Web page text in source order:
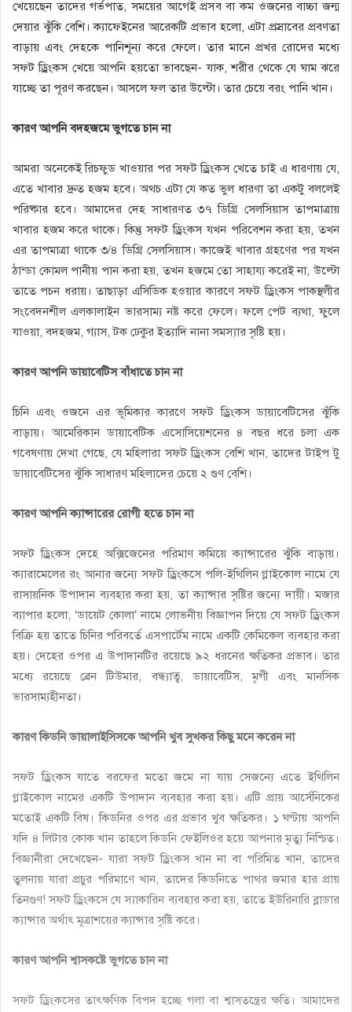
খেয়েছেন তাদের গর্ভপাত, সময়ের আগেই প্রসব বা কম ওজনের বাচ্চা জন্ম
দেয়ার ঝুঁকি বেশি। ক্যাফেইনের আরেকটি প্রভাব হলো, এটা প্রস্রাবের প্রবণতা
বাড়ায় এবং দেহকে পানিশূন্য করে ফেলে। তার মানে প্রখর রোদের মধ্যে
সফট ড্রিংকস খেয়ে আপনি হয়তো ভাবছেন- যাক, শরীর থেকে যে ঘাম ঝরে
যাচ্ছে তা পূরণ করছেন। আসলে ফল তার উল্টো। তার চেয়ে বরং পানি খান।
কারণ আপনি বদহজমে ভুগতে চান না
আমরা অনেকেই রিচফুড খাওয়ার পর সফট ড্রিংকস খেতে চাই এ ধারণায় যে,
এতে খাবার দ্রুত হজম হবে। অথচ এটা যে কত ভুল ধারণা তা একটু বললেই
পরিষ্কার হবে। আমাদের দেহ সাধারণত ৩৭ ডিগ্রি সেলসিয়াস তাপমাত্রায়
খাবার হজম করে থাকে। কিন্তু সফট ড্রিংকস যখন পরিবেশন করা হয়, তখন
এর তাপমাত্রা থাকে ৩/৪ ডিগ্রি সেলসিয়াস। কাজেই খাবার গ্রহণের পর যখন
ঠান্ডা কোমল পানীয় পান করা হয়, তখন হজমে তো সাহায্য করেই না, উল্টো
তাতে পচন ধরায়। তাছাড়া এসিডিক হওয়ার কারণে সফট ড্রিংকস পাকস্থলীর
সংবেদনশীল এলকালাইন ভারসাম্য নষ্ট করে ফেলে। ফলে পেট ব্যথা, ফুলে
যাওয়া, বদহজম, গ্যাস, টক ঢেকুর ইত্যাদি নানা সমস্যার সৃষ্টি হয়।
কারণ আপনি ডায়াবেটিস বাঁধাতে চান না
চিনি এবং ওজনে এর ভূমিকার কারণে সফট ড্রিংকস ডায়াবেটিসের ঝুঁকি
বাড়ায়। আমেরিকান ডায়াবেটিক এসোসিয়েশনের ৪ বছর ধরে চলা এক
গবেষণায় দেখা গেছে, যে মহিলারা সফট ড্রিংকস বেশি খান, তাদের টাইপ টু
ডায়াবেটিসের ঝুঁকি সাধারণ মহিলাদের চেয়ে ২ গুণ বেশি।
কারণ আপনি ক্যান্সারের রোগী হতে চান না
সফট ড্রিংকস দেহে অক্সিজেনের পরিমাণ কমিয়ে ক্যান্সারের ঝুঁকি বাড়ায়।
ক্যারামেলের রং আনার জন্যে সফট ড্রিংকসে পলি-ইথিলিন গ্লাইকোল নামে যে
রাসায়নিক উপাদান ব্যবহার করা হয়, তা ক্যান্সার সৃষ্টির জন্যে দায়ী। মজার
ব্যাপার হলো, ‘ডায়েট কোলা’ নামে লোভনীয় বিজ্ঞাপন দিয়ে যে সফট ড্রিংকস
বিক্রি হয় তাতে চিনির পরিবর্তে এসপার্টেম নামে একটি কেমিকেল ব্যবহার করা
হয়। দেহের ওপর এ উপাদানটির রয়েছে ৯২ ধরনের ক্ষতিকর প্রভাব। তার
মধ্যে রয়েছে ব্রেন টিউমার, বন্ধ্যাত্ব, ডায়াবেটিস, মৃগী এবং মানসিক
ভারসাম্যহীনতা।
কারণ কিডনি ডায়ালাইসিসকে আপনি খুব সুখকর কিছু মনে করেন না
সফট ড্রিংকস যাতে বরফের মতো জমে না যায় সেজন্যে এতে ইথিলিন
গ্লাইকোল নামের একটি উপাদান ব্যবহার করা হয়। এটি প্রায় আর্সেনিকের
মতোই একটি বিষ। কিডনির ওপর এর প্রভাব খুব ক্ষতিকর। ১ ঘণ্টায় আপনি
যদি ৪ লিটার কোক খান তাহলে কিডনি ফেইলিওর হয়ে আপনার মৃত্যু নিশ্চিত।
বিজ্ঞানীরা দেখেছেন- যারা সফট ড্রিংকস খান না বা পরিমিত খান, তাদের
তুলনায় যারা প্রচুর পরিমাণে খান, তাদের কিডনিতে পাথর জমার হার প্রায়
তিনগুণ! সফট ড্রিংকসে যে স্যাকারিন ব্যবহার করা হয়, তাতে ইউরিনারি ব্লাডার
ক্যান্সার অর্থাৎ মূত্রাশয়ের ক্যান্সার সৃষ্টি করে।
কারণ আপনি শ্বাসকষ্টে ভুগতে চান না
সফট ড্রিংকসের তাৎক্ষণিক বিপদ হচ্ছে গলা বা শ্বাসতন্ত্রের ক্ষতি। আমাদের